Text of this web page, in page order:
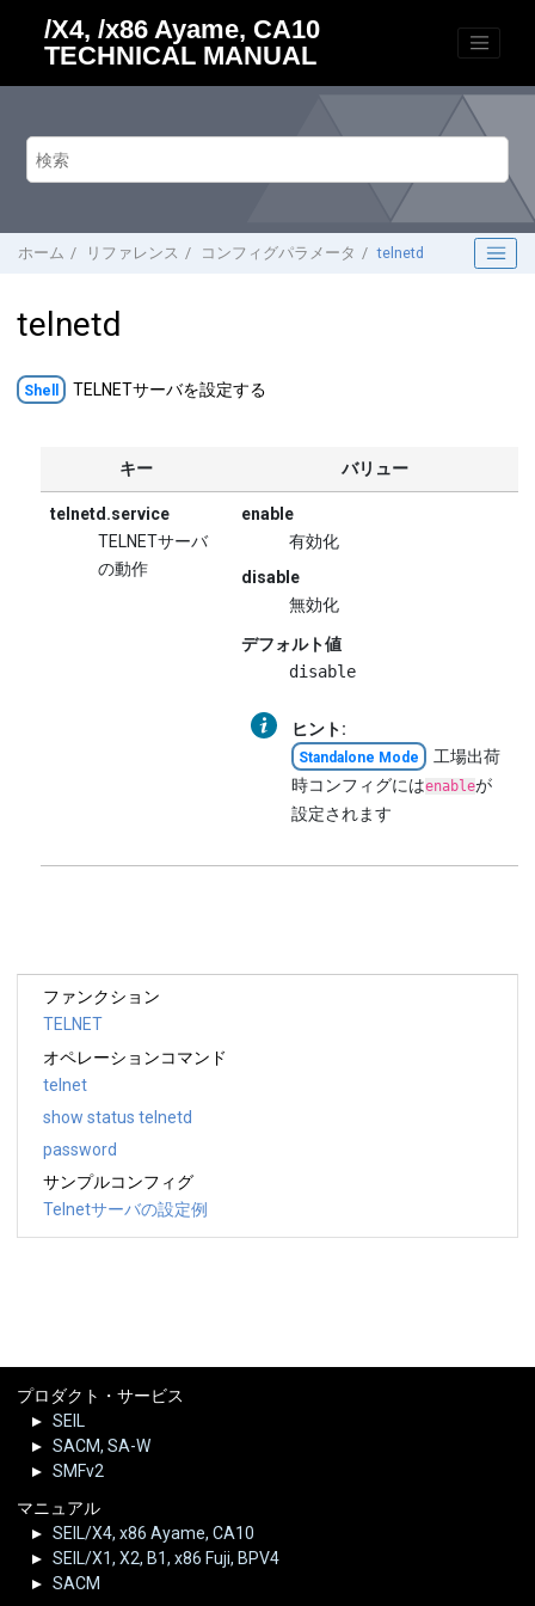
/X4, /x86 Ayame, CA10
TECHNICAL MANUAL
ホーム リファレンス コンフィグパラメータ telnetd
telnetd
Shell TELNETサーバを設定する
キー バリュー
telnetd.service
TELNETサーバ
の動作
enable
有効化
disable
無効化
デフォルト値
disable
ヒント:
Standalone Mode
工場出荷
時コンフィグにはenableが
設定されます
ファンクション
TELNET
オペレーションコマンド
telnet
show status telnetd
password
サンプルコンフィグ
Telnetサーバの設定例
プロダクト・サービス
SEIL
SACM, SA-W
SMFv2
マニュアル
SEIL/X4, x86 Ayame, CA10
SEIL/X1, X2, B1, x86 Fuji, BPV4
SACM